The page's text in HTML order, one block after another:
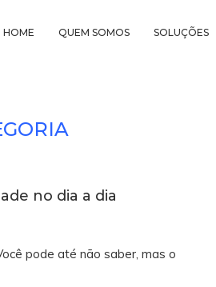
HOME QUEM SOMOS SOLUÇÕES
no dia a dia
pode até não saber, mas o